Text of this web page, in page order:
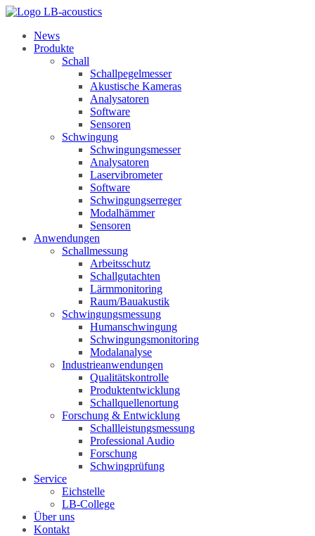
News
Produkte
Schall
Schallpegelmesser
Akustische Kameras
Analysatoren
Software
Sensoren
Schwingung
Schwingungsmesser
Analysatoren
Laservibrometer
Software
Schwingungserreger
Modalhämmer
Sensoren
Anwendungen
Schallmessung
Arbeitsschutz
Schallgutachten
Lärmmonitoring
Raum/Bauakustik
Schwingungsmessung
Humanschwingung
Schwingungsmonitoring
Modalanalyse
Industrieanwendungen
Qualitätskontrolle
Produktentwicklung
Schallquellenortung
Forschung & Entwicklung
Schallleistungsmessung
Professional Audio
Forschung
Schwingprüfung
Service
Eichstelle
LB-College
Über uns
Kontakt